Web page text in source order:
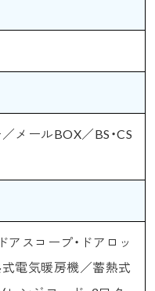
メールBOX／BS・CS
アスコープ・ドアロッ
電気暖房機／蓄熱式